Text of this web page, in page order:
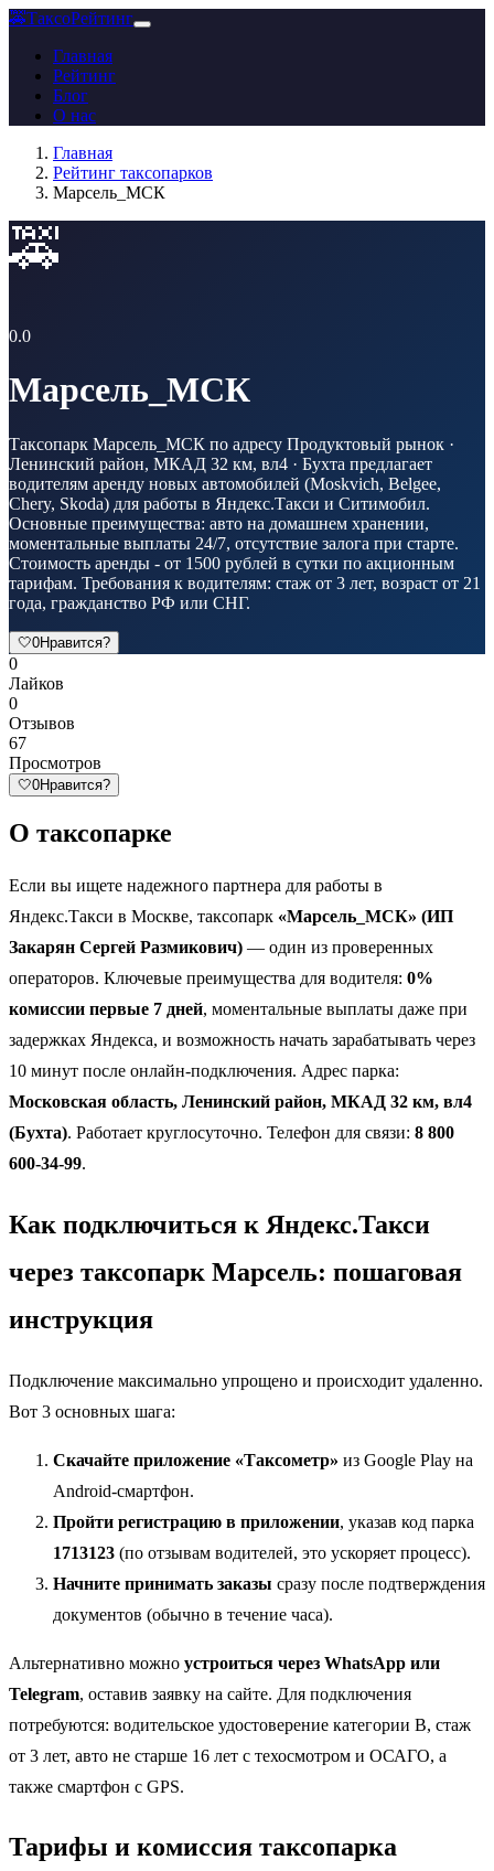
🚕ТаксоРейтинг
Главная
Рейтинг
Блог
О нас
Главная
Рейтинг таксопарков
Марсель_МСК
🚕
0.0
Марсель_МСК
Таксопарк Марсель_МСК по адресу Продуктовый рынок ·
Ленинский район, МКАД 32 км, вл4 · Бухта предлагает
водителям аренду новых автомобилей (Moskvich, Belgee,
Chery, Skoda) для работы в Яндекс.Такси и Ситимобил.
Основные преимущества: авто на домашнем хранении,
моментальные выплаты 24/7, отсутствие залога при старте.
Стоимость аренды - от 1500 рублей в сутки по акционным
тарифам. Требования к водителям: стаж от 3 лет, возраст от 21
года, гражданство РФ или СНГ.
🤍0Нравится?
0
Лайков
0
Отзывов
67
Просмотров
🤍0Нравится?
О таксопарке
Если вы ищете надежного партнера для работы в
Яндекс.Такси в Москве, таксопарк «Марсель_МСК» (ИП
Закарян Сергей Размикович) — один из проверенных
операторов. Ключевые преимущества для водителя: 0%
комиссии первые 7 дней, моментальные выплаты даже при
задержках Яндекса, и возможность начать зарабатывать через
10 минут после онлайн-подключения. Адрес парка:
Московская область, Ленинский район, МКАД 32 км, вл4
(Бухта). Работает круглосуточно. Телефон для связи: 8 800
600-34-99.
Как подключиться к Яндекс.Такси
через таксопарк Марсель: пошаговая
инструкция
Подключение максимально упрощено и происходит удаленно.
Вот 3 основных шага:
Скачайте приложение «Таксометр» из Google Play на
Android-смартфон.
Пройти регистрацию в приложении, указав код парка
1713123 (по отзывам водителей, это ускоряет процесс).
Начните принимать заказы сразу после подтверждения
документов (обычно в течение часа).
Альтернативно можно устроиться через WhatsApp или
Telegram, оставив заявку на сайте. Для подключения
потребуются: водительское удостоверение категории B, стаж
от 3 лет, авто не старше 16 лет с техосмотром и ОСАГО, а
также смартфон с GPS.
Тарифы и комиссия таксопарка